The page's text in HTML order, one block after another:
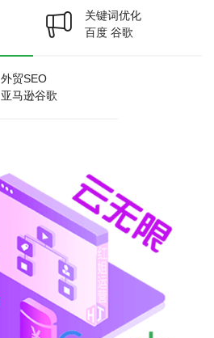
关键词优化
百度 谷歌
外贸SEO
亚马逊谷歌